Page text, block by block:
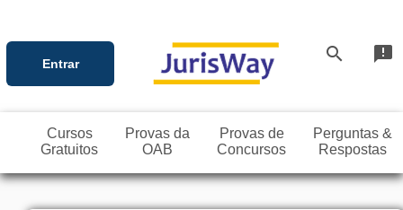
Entrar search announcement
Cursos
Gratuitos
Provas da
OAB
Provas de
Concursos
Perguntas &
Respostas